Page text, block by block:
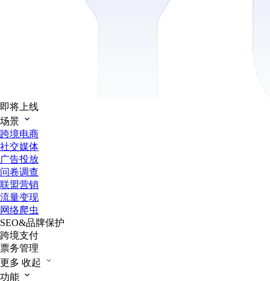
即将上线
场景
跨境电商
社交媒体
广告投放
问卷调查
联盟营销
流量变现
网络爬虫
SEO&品牌保护
跨境支付
票务管理
更多 收起
功能